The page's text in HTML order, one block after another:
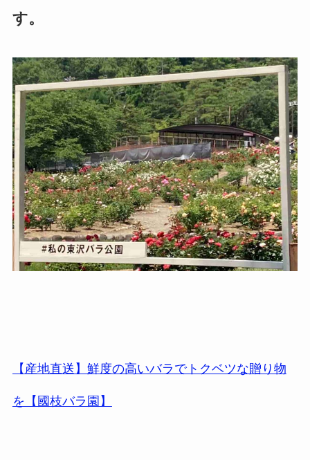
す。
【産地直送】鮮度の高いバラでトクベツな贈り物
を【國枝バラ園】